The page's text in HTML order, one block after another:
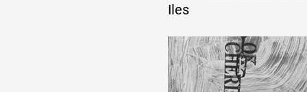
Production vidéo
Iles